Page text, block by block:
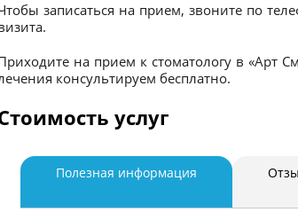
записаться на прием, звоните по
на прием к стоматологу в «Арт
консультируем бесплатно.
услуг
Полезная информация